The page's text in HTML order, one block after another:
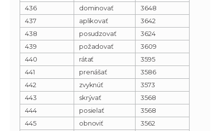
436 dominovať
3648
437
aplikovať
3642
438
posudzovať
3624
439
požadovať
3609
440
rátať
3595
441
prenášať
3586
442
zvyknúť
3573
443
skrývať
3568
444
posielať
3568
445
obnoviť
3562